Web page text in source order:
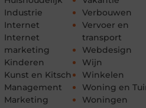
Industrie
Internet
Internet
marketing
Kinderen
Kunst en Kitsch
Management
Marketing
Verbouwen
Vervoer en
transport
Webdesign
Wijn
Winkelen
Woning en
Woningen